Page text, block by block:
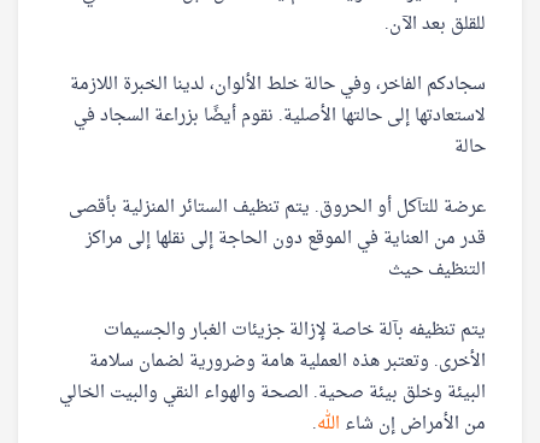
للقلق بعد الآن.
سجادكم الفاخر، وفي حالة خلط الألوان، لدينا الخبرة اللازمة
لاستعادتها إلى حالتها الأصلية. نقوم أيضًا بزراعة السجاد في
حالة
عرضة للتآكل أو الحروق. يتم تنظيف الستائر المنزلية بأقصى
قدر من العناية في الموقع دون الحاجة إلى نقلها إلى مراكز
التنظيف حيث
يتم تنظيفه بآلة خاصة لإزالة جزيئات الغبار والجسيمات
الأخرى. وتعتبر هذه العملية هامة وضرورية لضمان سلامة
البيئة وخلق بيئة صحية. الصحة والهواء النقي والبيت الخالي
من الأمراض إن شاء الله.